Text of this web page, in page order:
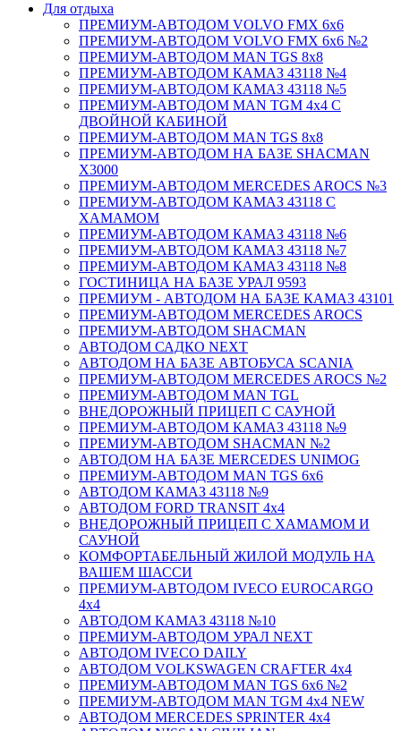
Для отдыха
ПРЕМИУМ-АВТОДОМ VOLVO FMX 6x6
ПРЕМИУМ-АВТОДОМ VOLVO FMX 6x6 №2
ПРЕМИУМ-АВТОДОМ MAN TGS 8х8
ПРЕМИУМ-АВТОДОМ КАМАЗ 43118 №4
ПРЕМИУМ-АВТОДОМ КАМАЗ 43118 №5
ПРЕМИУМ-АВТОДОМ MAN TGM 4х4 С
ДВОЙНОЙ КАБИНОЙ
ПРЕМИУМ-АВТОДОМ MAN TGS 8х8
ПРЕМИУМ-АВТОДОМ НА БАЗЕ SHACMAN
X3000
ПРЕМИУМ-АВТОДОМ MERCEDES AROCS №3
ПРЕМИУМ-АВТОДОМ КАМАЗ 43118 С
ХАМАМОМ
ПРЕМИУМ-АВТОДОМ КАМАЗ 43118 №6
ПРЕМИУМ-АВТОДОМ КАМАЗ 43118 №7
ПРЕМИУМ-АВТОДОМ КАМАЗ 43118 №8
ГОСТИНИЦА НА БАЗЕ УРАЛ 9593
ПРЕМИУМ - АВТОДОМ НА БАЗЕ КАМАЗ 43101
ПРЕМИУМ-АВТОДОМ MERCEDES AROCS
ПРЕМИУМ-АВТОДОМ SHACMAN
АВТОДОМ САДКО NEXT
АВТОДОМ НА БАЗЕ АВТОБУСА SCANIA
ПРЕМИУМ-АВТОДОМ MERCEDES AROCS №2
ПРЕМИУМ-АВТОДОМ MAN TGL
ВНЕДОРОЖНЫЙ ПРИЦЕП С САУНОЙ
ПРЕМИУМ-АВТОДОМ КАМАЗ 43118 №9
ПРЕМИУМ-АВТОДОМ SHACMAN №2
АВТОДОМ НА БАЗЕ MERCEDES UNIMOG
ПРЕМИУМ-АВТОДОМ MAN TGS 6х6
АВТОДОМ КАМАЗ 43118 №9
АВТОДОМ FORD TRANSIT 4x4
ВНЕДОРОЖНЫЙ ПРИЦЕП С ХАМАМОМ И
САУНОЙ
КОМФОРТАБЕЛЬНЫЙ ЖИЛОЙ МОДУЛЬ НА
ВАШЕМ ШАССИ
ПРЕМИУМ-АВТОДОМ IVECO EUROCARGO
4х4
АВТОДОМ КАМАЗ 43118 №10
ПРЕМИУМ-АВТОДОМ УРАЛ NEXT
АВТОДОМ IVECO DAILY
АВТОДОМ VOLKSWAGEN CRAFTER 4х4
ПРЕМИУМ-АВТОДОМ MAN TGS 6х6 №2
ПРЕМИУМ-АВТОДОМ MAN TGM 4x4 NEW
АВТОДОМ MERCEDES SPRINTER 4x4